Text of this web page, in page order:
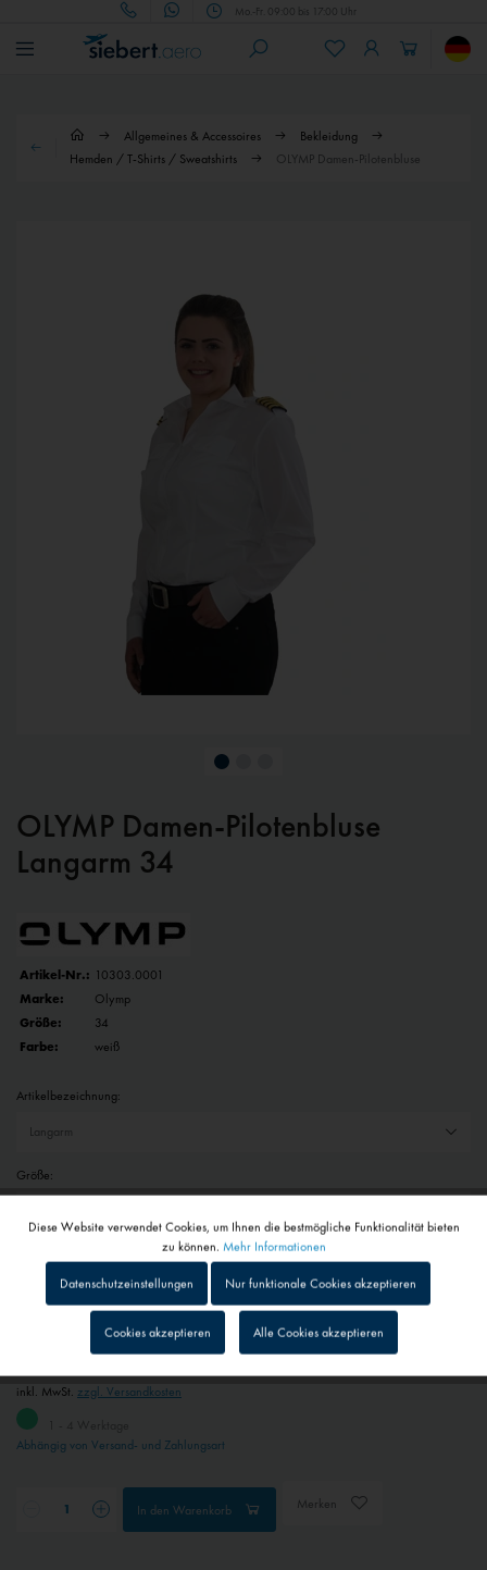
Mo.-Fr. 09:00 bis 17:00 Uhr
Allgemeines & Accessoires
Bekleidung
Hemden / T-Shirts / Sweatshirts
OLYMP Damen-Pilotenbluse
OLYMP Damen-Pilotenbluse
Langarm 34
Artikel-Nr.: 10303.0001
Marke:
Olymp
Größe:
34
Farbe:
weiß
Artikelbezeichnung:
Größe:
Auswahl zurücksetzen
Stückpreis
47,90 € *
inkl. MwSt. zzgl. Versandkosten
Abhängig von Versand- und Zahlungsart
In den Warenkorb Merken
Tracking Inaktiv
Personalisierung Inaktiv
Service
Externe Medien Inaktiv
Diese Website verwendet Cookies, um Ihnen die bestmögliche Funktionalität bieten
zu können. Mehr Informationen
Datenschutzeinstellungen Nur funktionale Cookies akzeptieren
Cookies akzeptieren Alle Cookies akzeptieren